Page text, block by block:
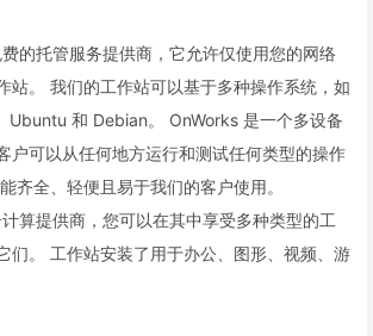
的托管服务提供商，它允许仅使用您的网络
站。 我们的工作站可以基于多种操作系统，如
Ubuntu 和 Debian。 OnWorks 是一个多设备
户可以从任何地方运行和测试任何类型的操作
齐全、轻便且易于我们的客户使用。
算提供商，您可以在其中享受多种类型的工
们。 工作站安装了用于办公、图形、视频、游